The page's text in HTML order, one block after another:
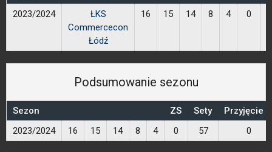
2023/2024
ŁKS
Commercecon
Łódź
16 15 14 8 4 0
Podsumowanie sezonu
Sezon ZS Sety
Przyjęcie
2023/2024
16 15 14 8 4 0 57 0